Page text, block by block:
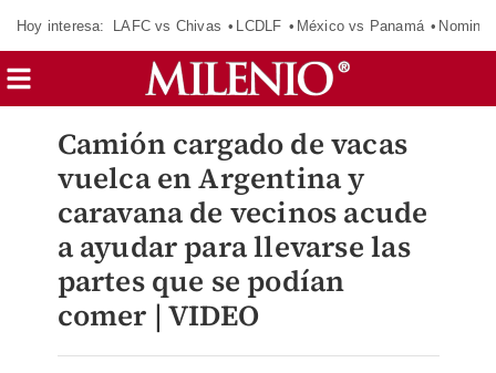
Hoy interesa: LAFC vs Chivas LCDLF México vs Panamá
Camión cargado de vacas
vuelca en Argentina y
caravana de vecinos acude
a ayudar para llevarse las
partes que se podían
comer | VIDEO